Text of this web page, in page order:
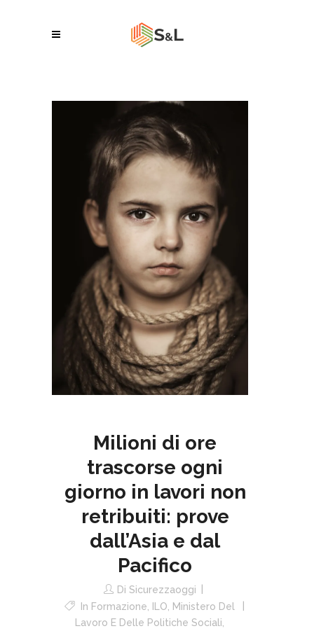
Milioni di ore
trascorse ogni
giorno in lavori non
retribuiti: prove
dall’Asia e dal
Pacifico
Di Sicurezzaoggi
In Formazione ILO
Ministero Del
Lavoro E Delle Politiche Sociali